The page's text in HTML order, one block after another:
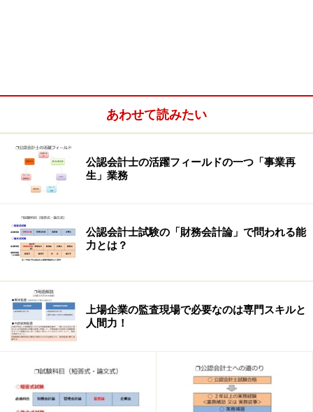
決算書にウソ、間違いがないかをチェック
に掲載されている決算書です。またそれとは別に3ヶ月
ごとに発表する「四半期報告書」に掲載されている決算
ぞれにレビュー（簡易版の監査）によりチェックしま
す。
例えば、3月末決算の企業だと、4月～6月が第1四半期な
ので第1四半期レビューは7月下旬頃、7月～9月が第2四
半期なので第2四半期レビューは10月下旬頃、10月～12
月が第3四半期なので第3四半期レビューは1月下旬頃、1
月～3月が第4四半期（期末）なので期末監査は４月下旬
頃に実施します。
あわせて読みたい
公認会計士の活躍フィールドの一つ「事業再
生」業務
公認会計士試験の「財務会計論」で問われる能
力とは？
上場企業の監査現場で必要なのは専門スキルと
人間力！